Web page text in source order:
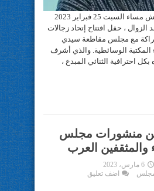
احتضنت مدينة مراكش مساء السبت 25 فبراير 2023
الزوال ، حفل افتتاح إتحاد زجالات
مع مجلس مقاطعة سيدي
الوسائطية. والذي أشرف
احترافية الثنائي المبدع ،
منشورات مجلس
والمثقفين العرب
6 مارس، 2023
اضف تعليق